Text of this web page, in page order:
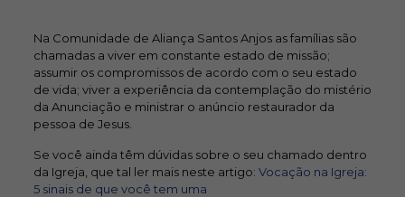
Na Comunidade de Aliança Santos Anjos as famílias são
chamadas a viver em constante estado de missão;
assumir os compromissos de acordo com o seu estado
de vida; viver a experiência da contemplação do mistério
da Anunciação e ministrar o anúncio restaurador da
pessoa de Jesus.
Se você ainda têm dúvidas sobre o seu chamado dentro
da Igreja, que tal ler mais neste artigo: Vocação na Igreja:
5 sinais de que você tem uma